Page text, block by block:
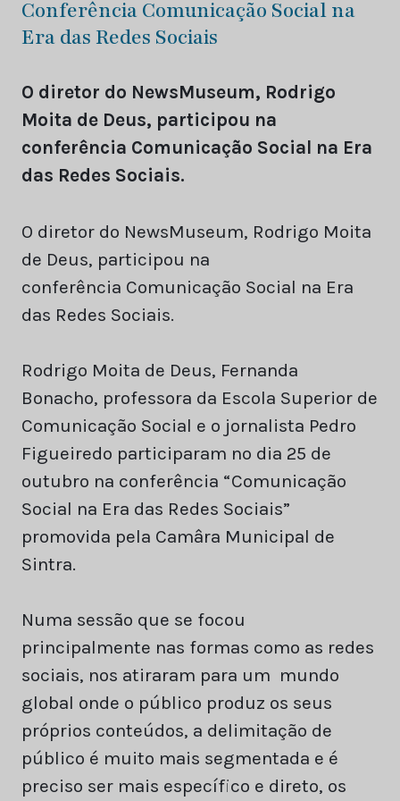
Conferência Comunicação Social na
Era das Redes Sociais
O diretor do NewsMuseum, Rodrigo
Moita de Deus, participou na
conferência Comunicação Social na Era
das Redes Sociais.
O diretor do NewsMuseum, Rodrigo Moita
de Deus, participou na
conferência Comunicação Social na Era
das Redes Sociais.
Rodrigo Moita de Deus, Fernanda
Bonacho, professora da Escola Superior de
Comunicação Social e o jornalista Pedro
Figueiredo participaram no dia 25 de
outubro na conferência “Comunicação
Social na Era das Redes Sociais”
promovida pela Camâra Municipal de
Sintra.
Numa sessão que se focou
principalmente nas formas como as redes
sociais, nos atiraram para um mundo
global onde o público produz os seus
próprios conteúdos, a delimitação de
público é muito mais segmentada e é
preciso ser mais específico e direto, os